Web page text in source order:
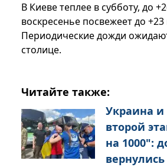
В Киеве теплее в субботу, до
воскресенье посвежеет до +23
Периодические дожди
столице.
Читайте также:
Украина
второй
на 1000":
вернулись